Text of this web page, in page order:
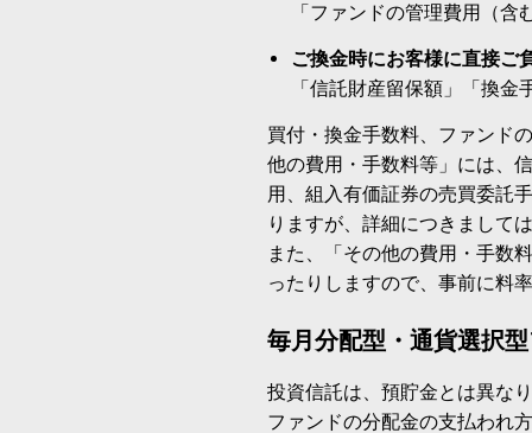
「ファンドの管理費用（
ご換金時にお客様に直接ご
「信託財産留保額」「換
買付・換金手数料、ファンド
他の費用・手数料等」には、
用、組入有価証券の売買委託
りますが、詳細につきまして
また、「その他の費用・手数
ったりしますので、事前に料
毎月分配型・通貨選択
投資信託は、預貯金とは異な
ファンドの分配金の支払われ